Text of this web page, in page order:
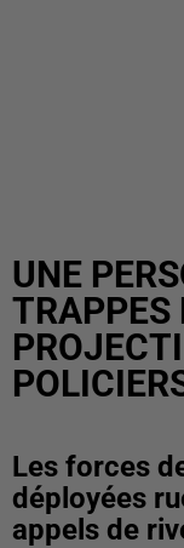
UNE
TRAPPES
Les forces
déployées
appels de